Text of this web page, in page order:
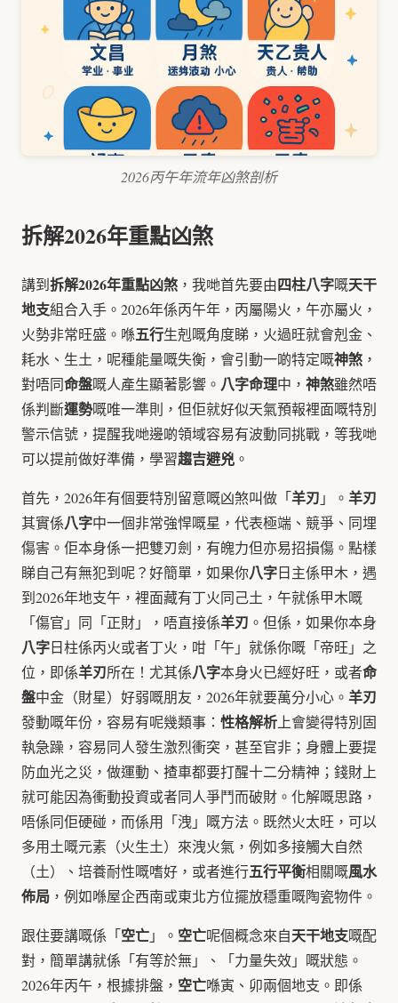
2026丙午年流年凶煞剖析
拆解2026年重點凶煞
講到拆解2026年重點凶煞 ，我哋首先要由四柱八字嘅天干
地支組合入手。2026年係丙午年，丙屬陽火，午亦屬火，
火勢非常旺盛。喺五行生剋嘅角度睇，火過旺就會剋金、
耗水、生土，呢種能量嘅失衡，會引動一啲特定嘅神煞 ，
對唔同命盤嘅人產生顯著影響。 八字命理中， 神煞雖然唔
係判斷運勢嘅唯一準則，但佢就好似天氣預報裡面嘅特別
警示信號，提醒我哋邊啲領域容易有波動同挑戰，等我哋
可以提前做好準備，學習趨吉避兇 。
首先，2026年有個要特別留意嘅凶煞叫做「羊刃 」。 羊刃
其實係八字中一個非常強悍嘅星，代表極端、競爭、同埋
傷害。佢本身係一把雙刃劍，有魄力但亦易招損傷。點樣
睇自己有無犯到呢？好簡單，如果你八字日主係甲木，遇
到2026年地支午，裡面藏有丁火同己土，午就係甲木嘅
「傷官」同「正財」，唔直接係羊刃 。但係，如果你本身
八字日柱係丙火或者丁火，咁「午」就係你嘅「帝旺」之
位，即係羊刃所在！尤其係八字本身火已經好旺，或者命
盤中金（財星）好弱嘅朋友，2026年就要萬分小心。 羊刃
發動嘅年份，容易有呢幾類事： 性格解析 上會變得特別固
執急躁，容易同人發生激烈衝突，甚至官非；身體上要提
防血光之災，做運動、揸車都要打醒十二分精神；錢財上
就可能因為衝動投資或者同人爭鬥而破財。化解嘅思路，
唔係同佢硬碰，而係用「洩」嘅方法。既然火太旺，可以
多用土嘅元素（火生土）來洩火氣，例如多接觸大自然
（土）、培養耐性嘅嗜好，或者進行五行平衡相關嘅風水
佈局 ，例如喺屋企西南或東北方位擺放穩重嘅陶瓷物件。
跟住要講嘅係「空亡」。 空亡呢個概念來自天干地支嘅配
對，簡單講就係「有等於無」、「力量失效」嘅狀態。
2026年丙午，根據排盤， 空亡喺寅、卯兩個地支。即係